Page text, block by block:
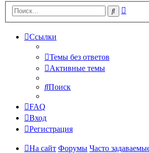
Поиск
Ссылки
Темы без ответов
Активные темы
Поиск
FAQ
Вход
Регистрация
На сайт Форумы Часто